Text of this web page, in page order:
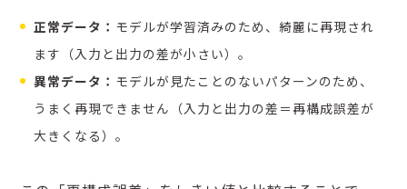
正常データ： モデルが学習済みのため、綺麗に再現され
ます（入力と出力の差が小さい）。
異常データ： モデルが見たことのないパターンのため、
うまく再現できません（入力と出力の差＝再構成誤差が
大きくなる）。